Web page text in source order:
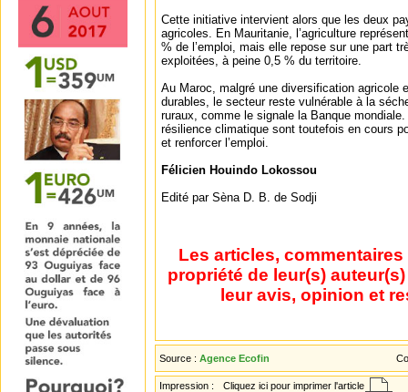
Cette initiative intervient alors que les deux
agricoles. En Mauritanie, l’agriculture
% de l’emploi, mais elle repose sur une part
exploitées, à peine 0,5 % du territoire.
Au Maroc, malgré une diversification agricole
durables, le secteur reste vulnérable à la
ruraux, comme le signale la Banque
résilience climatique sont toutefois en cours
et renforcer l’emploi.
Félicien Houindo Lokossou
Edité par Sèna D. B. de Sodji
Les articles,
propriété de leur(s)
leur avis, opinion et
Source : Agence Ecofin
Impression : Cliquez ici pour imprimer l'article